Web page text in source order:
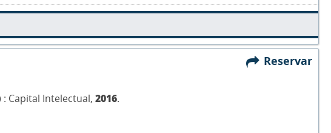
Reservar
Capital Intelectual, 2016.